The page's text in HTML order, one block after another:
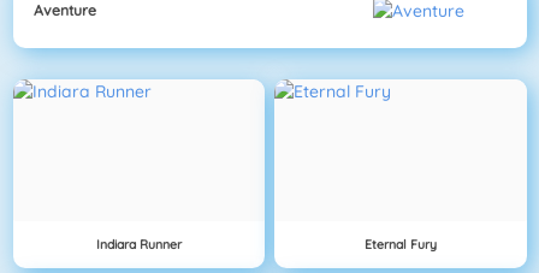
Aventure
Indiara Runner Eternal Fury